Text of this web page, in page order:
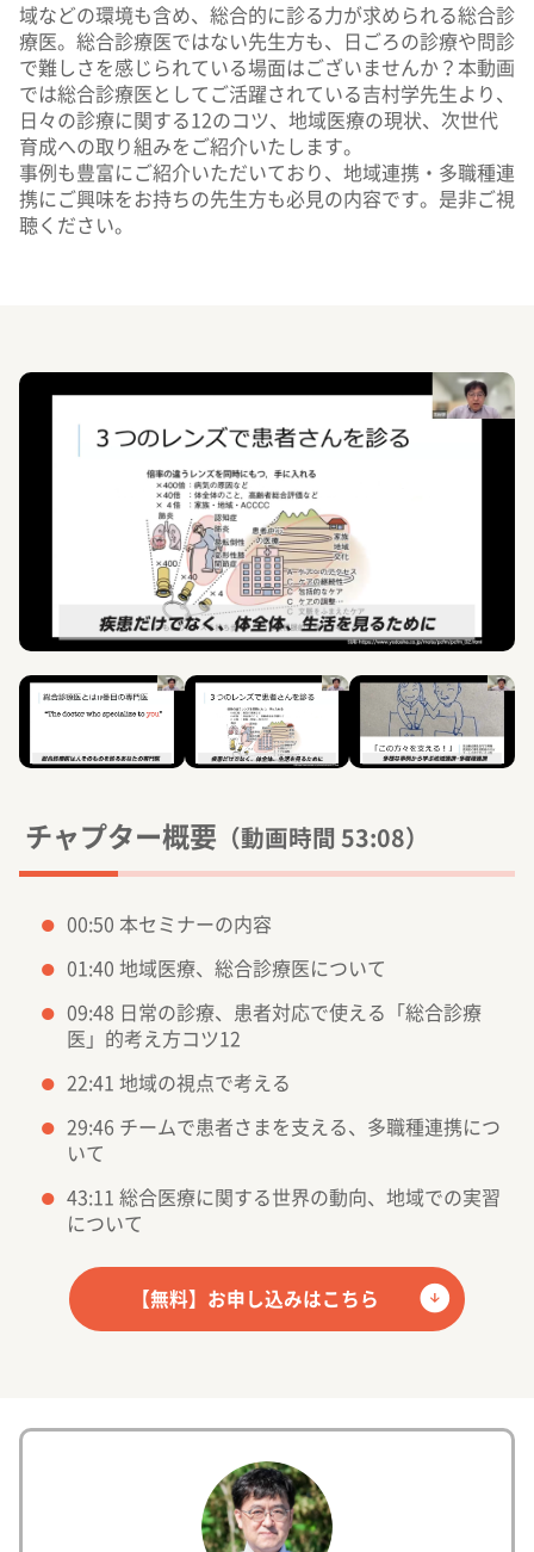
域などの環境も含め、総合的に診る力が求められる総合診
療医。総合診療医ではない先生方も、日ごろの診療や問診
で難しさを感じられている場面はございませんか？本動画
では総合診療医としてご活躍されている吉村学先生より、
日々の診療に関する12のコツ、地域医療の現状、次世代
育成への取り組みをご紹介いたします。
事例も豊富にご紹介いただいており、地域連携・多職種連
携にご興味をお持ちの先生方も必見の内容です。是非ご視
聴ください。
チャプター概要 （動画時間 53:08）
00:50 本セミナーの内容
01:40 地域医療、総合診療医について
09:48 日常の診療、患者対応で使える「総合診療
医」的考え方コツ12
22:41 地域の視点で考える
29:46 チームで患者さまを支える、多職種連携につ
いて
43:11 総合医療に関する世界の動向、地域での実習
について
【無料】お申し込みはこちら